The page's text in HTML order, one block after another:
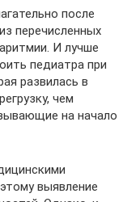
после
перечисленных
И лучше
педиатра при
развилась в
чем
на начало
выявление